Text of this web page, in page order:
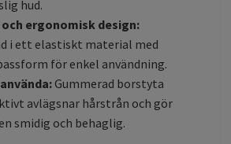
hud.
ergonomisk design:
i ett elastiskt material med
för enkel användning.
Gummerad borstyta
avlägsnar hårstrån och gör
smidig och behaglig.